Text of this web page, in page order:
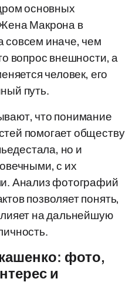
основных
Макрона в
совсем иначе, чем
вопрос внешности, а
человек, его
путь.
что понимание
помогает обществу
но и
с их
Анализ фотографий
позволяет понять,
на дальнейшую
фото,
и